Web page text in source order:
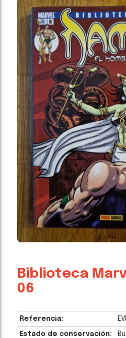
Biblioteca
06
Referencia:
Estado de conservación: